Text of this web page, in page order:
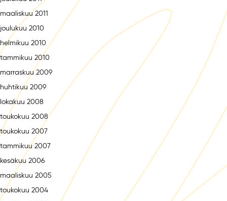
maaliskuu 2011
joulukuu 2010
helmikuu 2010
tammikuu 2010
marraskuu 2009
huhtikuu 2009
lokakuu 2008
toukokuu 2008
toukokuu 2007
tammikuu 2007
kesäkuu 2006
maaliskuu 2005
toukokuu 2004